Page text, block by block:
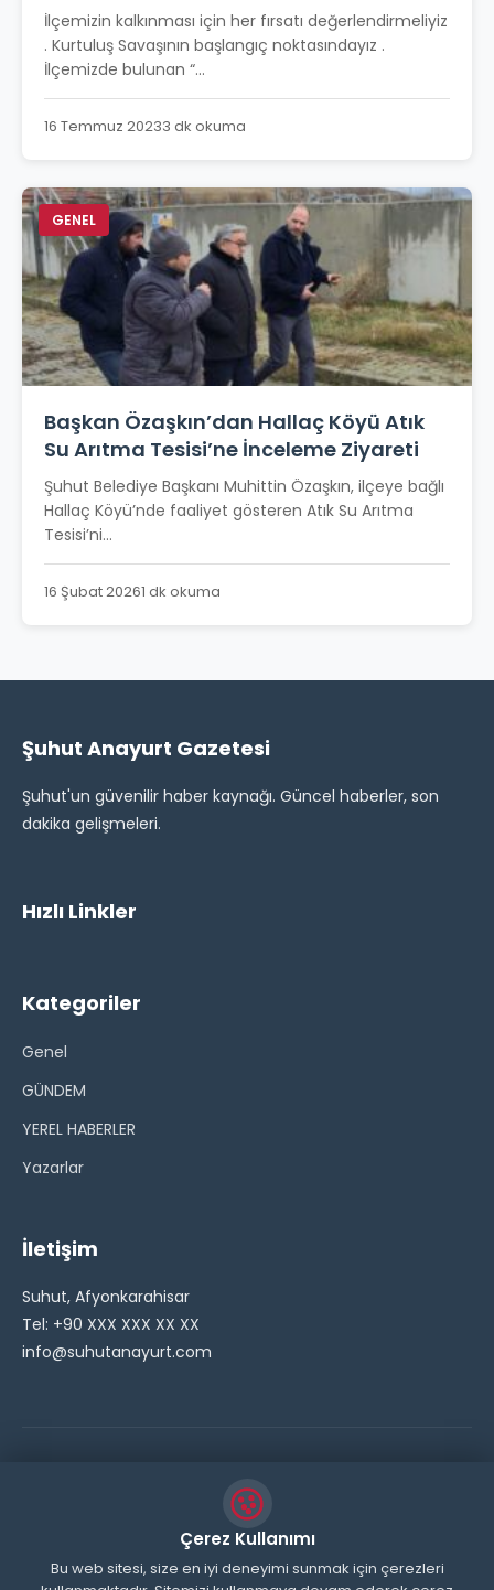
İlçemizin kalkınması için her fırsatı değerlendirmeliyiz
. Kurtuluş Savaşının başlangıç noktasındayız .
İlçemizde bulunan “...
16 Temmuz 20233 dk okuma
GENEL
Başkan Özaşkın’dan Hallaç Köyü Atık
Su Arıtma Tesisi’ne İnceleme Ziyareti
Şuhut Belediye Başkanı Muhittin Özaşkın, ilçeye bağlı
Hallaç Köyü’nde faaliyet gösteren Atık Su Arıtma
Tesisi’ni...
16 Şubat 20261 dk okuma
Şuhut Anayurt Gazetesi
Şuhut'un güvenilir haber kaynağı. Güncel haberler, son
dakika gelişmeleri.
Hızlı Linkler
Kategoriler
Genel
GÜNDEM
YEREL HABERLER
Yazarlar
İletişim
Suhut, Afyonkarahisar
Tel: +90 XXX XXX XX XX
info@suhutanayurt.com
Çerez Kullanımı
Bu web sitesi, size en iyi deneyimi sunmak için çerezleri
// Side Widget Resim Fix (Dosya önbelleğini aşmak için
inline ekliyoruz) function suhut_widget_image_fix() {